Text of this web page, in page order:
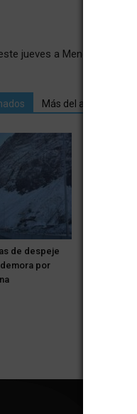
jueves a Mendoza
Más del autor
de despeje
por